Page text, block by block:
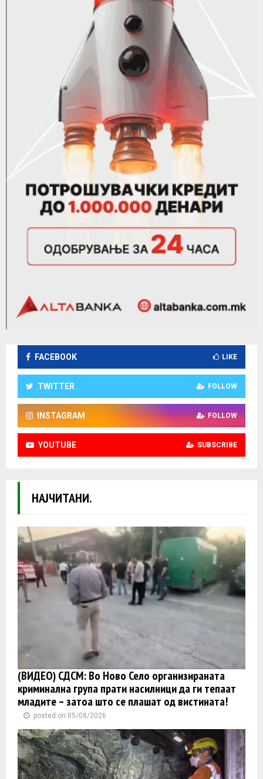
FACEBOOK LIKE
TWITTER FOLLOW
INSTAGRAM FOLLOW
YOUTUBE SUBSCRIBE
НАЈЧИТАНИ.
(ВИДЕО) СДСМ: Во Ново Село организираната
криминална група прати насилници да ги тепаат
младите – затоа што се плашат од вистината!
posted on 05/08/2026